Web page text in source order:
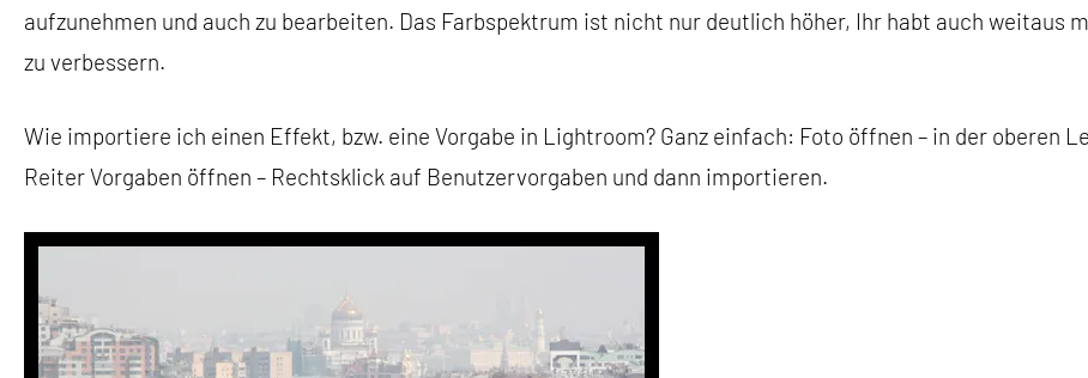
aufzunehmen und auch zu bearbeiten. Das Farbspektrum ist nicht nur deutlich höher, Ihr habt auch weitaus
zu verbessern.
Wie importiere ich einen Effekt, bzw. eine Vorgabe in Lightroom? Ganz einfach: Foto öffnen – in der oberen
Reiter Vorgaben öffnen – Rechtsklick auf Benutzervorgaben und dann importieren.